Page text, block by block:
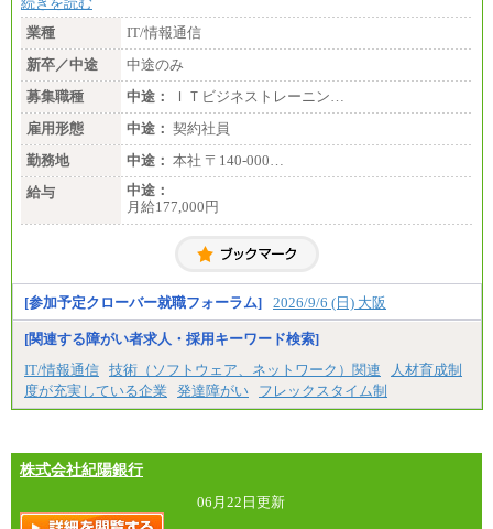
業種
IT/情報通信
新卒／中途
中途のみ
募集職種
中途：
ＩＴビジネストレーニン…
雇用形態
中途： 契約社員
勤務地
中途： 本社 〒140-000…
給与
中途：
月給177,000円
[参加予定クローバー就職フォーラム] 2026/9/6 (日) 大阪
[関連する障がい者求人・採用キーワード検索]
IT/情報通信 技術（ソフトウェア、ネットワーク）関連
人材育成制
度が充実している企業
発達障がい フレックスタイム制
株式会社紀陽銀行
06月22日更新